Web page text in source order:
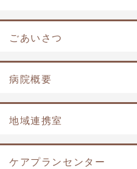
ごあいさつ
病院概要
地域連携室
ケアプランセンター